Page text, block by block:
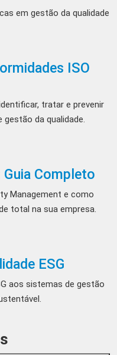
em gestão da qualidade
ISO
tratar e prevenir
da qualidade.
Completo
Management e como
total na sua empresa.
ESG
aos sistemas de gestão